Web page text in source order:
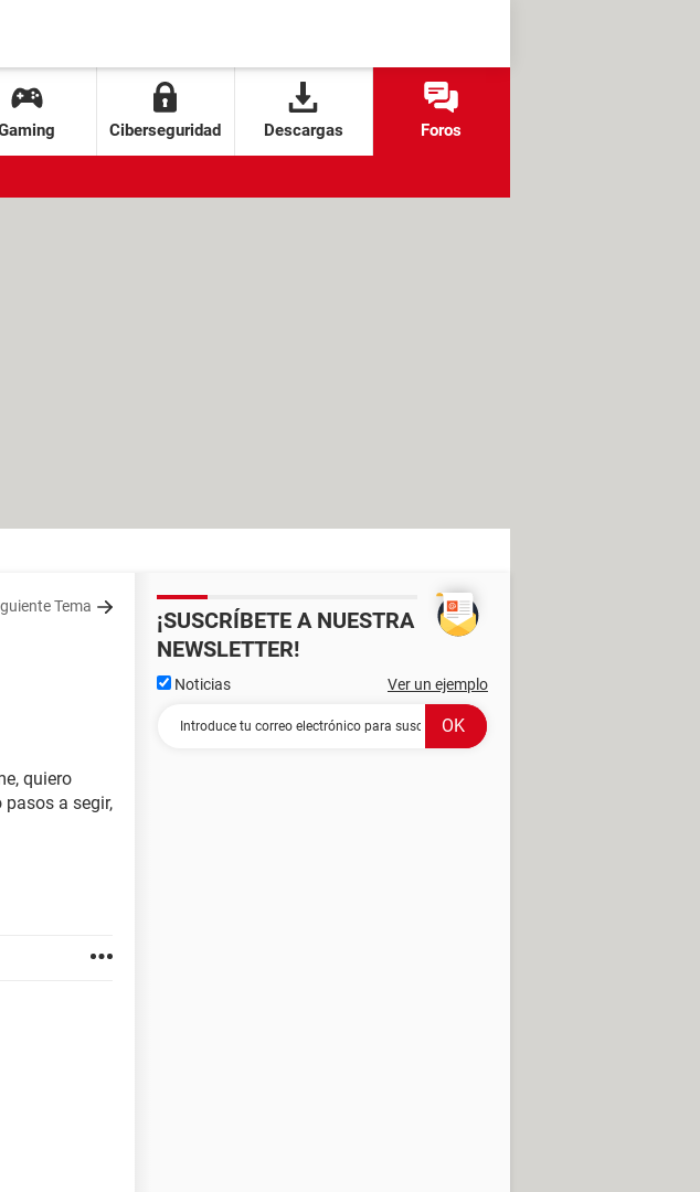
Ciberseguridad Descargas Foros
Tema
quiero
a segir,
¡SUSCRÍBETE A NUESTRA
NEWSLETTER!
Noticias Ver un ejemplo